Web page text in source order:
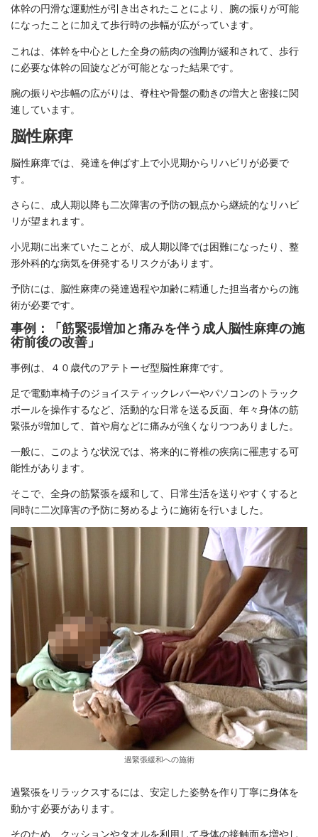
体幹の円滑な運動性が引き出されたことにより、腕の振りが可能
になったことに加えて歩行時の歩幅が広がっています。
これは、体幹を中心とした全身の筋肉の強剛が緩和されて、歩行
に必要な体幹の回旋などが可能となった結果です。
腕の振りや歩幅の広がりは、脊柱や骨盤の動きの増大と密接に関
連しています。
脳性麻痺
脳性麻痺では、発達を伸ばす上で小児期からリハビリが必要で
す。
さらに、成人期以降も二次障害の予防の観点から継続的なリハビ
リが望まれます。
小児期に出来ていたことが、成人期以降では困難になったり、整
形外科的な病気を併発するリスクがあります。
予防には、脳性麻痺の発達過程や加齢に精通した担当者からの施
術が必要です。
事例：「筋緊張増加と痛みを伴う成人脳性麻痺の施
術前後の改善」
事例は、４０歳代のアテトーゼ型脳性麻痺です。
足で電動車椅子のジョイスティックレバーやパソコンのトラック
ボールを操作するなど、活動的な日常を送る反面、年々身体の筋
緊張が増加して、首や肩などに痛みが強くなりつつありました。
一般に、このような状況では、将来的に脊椎の疾病に罹患する可
能性があります。
そこで、全身の筋緊張を緩和して、日常生活を送りやすくすると
同時に二次障害の予防に努めるように施術を行いました。
過緊張緩和への施術
過緊張をリラックスするには、安定した姿勢を作り丁寧に身体を
動かす必要があります。
そのため、クッションやタオルを利用して身体の接触面を増やし